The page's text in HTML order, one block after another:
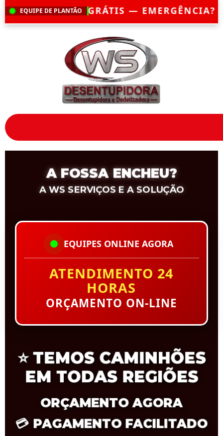
EQUIPE DE PLANTÃO
EMERGÊNCIA?CHEGAMOS EM ATÉ 30
A FOSSA ENCHEU?
A WS SERVIÇOS E A SOLUÇÃO
EQUIPES ONLINE AGORA
ATENDIMENTO 24
HORAS
ORÇAMENTO ON-LINE
⭐ TEMOS CAMINHÕES
EM TODAS REGIÕES
ORÇAMENTO AGORA
💳 PAGAMENTO FACILITADO